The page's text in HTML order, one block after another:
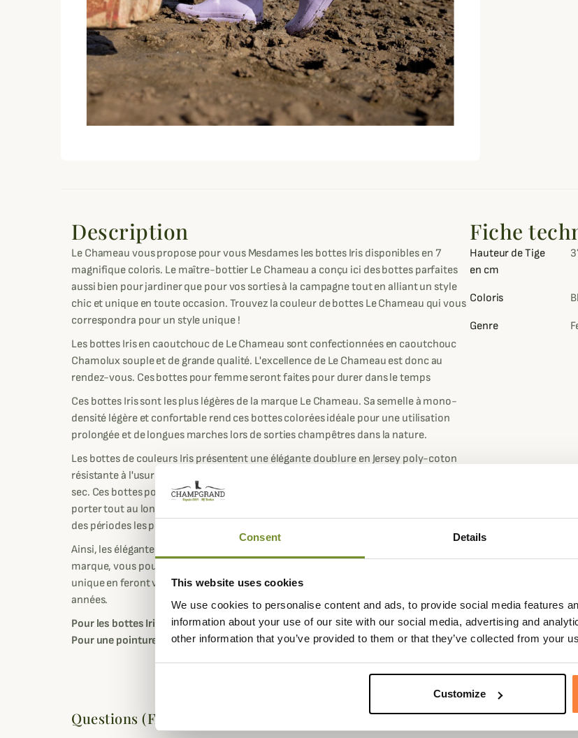
Consent Details
This website uses cookies
We use cookies to personalise content and ads, to provide social media features
information about your use of our site with our social media, advertising and
other information that you’ve provided to them or that they’ve collected from your
Customize
Description
Le Chameau vous propose pour vous Mesdames les bottes Iris disponibles en 7
magnifique coloris. Le maître-bottier Le Chameau a conçu ici des bottes parfaites
aussi bien pour jardiner que pour vos sorties à la campagne tout en alliant un style
chic et unique en toute occasion. Trouvez la couleur de bottes Le Chameau qui vous
correspondra pour un style unique !
Les bottes Iris en caoutchouc de Le Chameau sont confectionnées en caoutchouc
Chamolux souple et de grande qualité. L'excellence de Le Chameau est donc au
rendez-vous. Ces bottes pour femme seront faites pour durer dans le temps
Ces bottes Iris sont les plus légères de la marque Le Chameau. Sa semelle à mono-
densité légère et confortable rend ces bottes colorées idéale pour une utilisation
prolongée et de longues marches lors de sorties champêtres dans la nature.
Les bottes de couleurs Iris présentent une élégante doublure en Jersey poly-coton
résistante à l'usure facilitant l'évacuation de l'humidité et ainsi garder vos pieds au
sec. Ces bottes pour femme sont donc tout aussi respirantes. Vous pourrez alors les
porter tout au long de l'année lors des périodes les plus chaudes tout comme lors
des périodes les plus fraîches.
Ainsi, les élégantes bottes Iris de Le Chameau ont tout des grandes bottes de la
marque, vous pourrez les utiliser en toute saison. Leur étanchéité et leur résistance
unique en feront vos bottes favorites pour vos sorties nature pendant de longues
années.
Pour les bottes Iris, vous pouvez prendre votre pointure habituelle.
Pour une pointure 38 le tour de mollet est de 38cm.
Fiche
Hauteur de Tige
en cm
Coloris
Genre
Questions (FAQs)